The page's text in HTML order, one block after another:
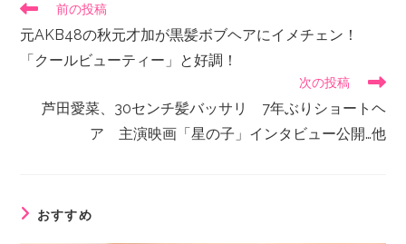
前の投稿
元AKB48の秋元才加が黒髪ボブヘアにイメチェン！
「クールビューティー」と好調！
次の投稿
芦田愛菜、30センチ髪バッサリ 7年ぶりショートヘ
ア 主演映画「星の子」インタビュー公開…他
おすすめ